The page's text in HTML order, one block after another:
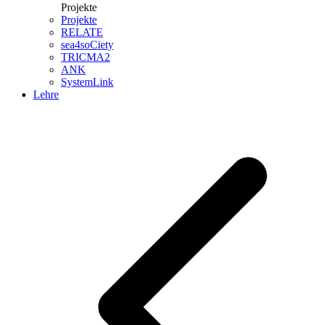
Projekte
Projekte
RELATE
sea4soCiety
TRICMA2
ANK
SystemLink
Lehre